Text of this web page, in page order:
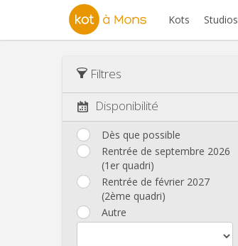
Kots Studios
Filtres
Disponibilité
Dès que possible
Rentrée de septembre 2026
(1er quadri)
Rentrée de février 2027
(2ème quadri)
Autre